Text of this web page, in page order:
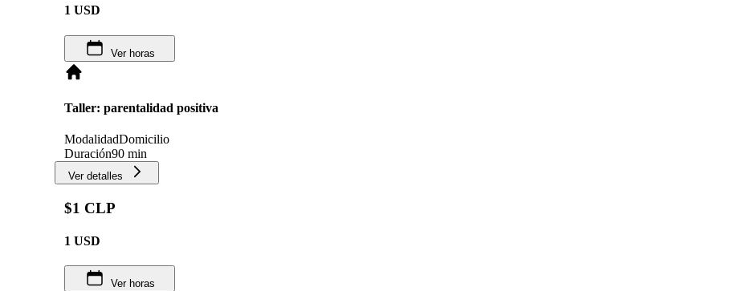
1 USD
Ver horas
Taller: parentalidad positiva
ModalidadDomicilio
Duración90 min
Ver detalles
$1 CLP
1 USD
Ver horas